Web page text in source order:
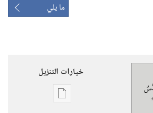
ما يلي
خيارات التنزيل
خيارات